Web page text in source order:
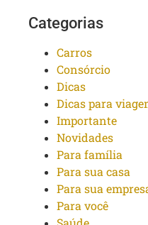
Categorias
Carros
Consórcio
Dicas
Dicas para
Importante
Novidades
Para família
Para sua casa
Para sua
Para você